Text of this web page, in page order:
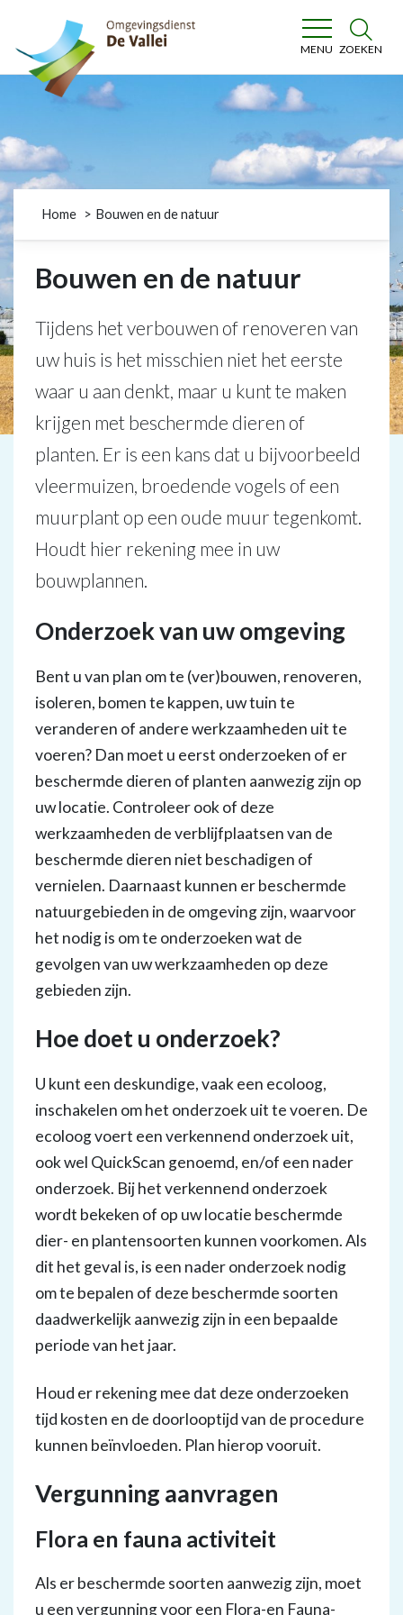
Omgevingsdienst De Vallei
MENU ZOEKEN
Home Bouwen en de natuur
Bouwen en de natuur
Tijdens het verbouwen of renoveren van
uw huis is het misschien niet het eerste
waar u aan denkt, maar u kunt te maken
krijgen met beschermde dieren of
planten. Er is een kans dat u bijvoorbeeld
vleermuizen, broedende vogels of een
muurplant op een oude muur tegenkomt.
Houdt hier rekening mee in uw
bouwplannen.
Onderzoek van uw omgeving
Bent u van plan om te (ver)bouwen, renoveren,
isoleren, bomen te kappen, uw tuin te
veranderen of andere werkzaamheden uit te
voeren? Dan moet u eerst onderzoeken of er
beschermde dieren of planten aanwezig zijn op
uw locatie. Controleer ook of deze
werkzaamheden de verblijfplaatsen van de
beschermde dieren niet beschadigen of
vernielen. Daarnaast kunnen er beschermde
natuurgebieden in de omgeving zijn, waarvoor
het nodig is om te onderzoeken wat de
gevolgen van uw werkzaamheden op deze
gebieden zijn.
Hoe doet u onderzoek?
U kunt een deskundige, vaak een ecoloog,
inschakelen om het onderzoek uit te voeren. De
ecoloog voert een verkennend onderzoek uit,
ook wel QuickScan genoemd, en/of een nader
onderzoek. Bij het verkennend onderzoek
wordt bekeken of op uw locatie beschermde
dier- en plantensoorten kunnen voorkomen. Als
dit het geval is, is een nader onderzoek nodig
om te bepalen of deze beschermde soorten
daadwerkelijk aanwezig zijn in een bepaalde
periode van het jaar.
Houd er rekening mee dat deze onderzoeken
tijd kosten en de doorlooptijd van de procedure
kunnen beïnvloeden. Plan hierop vooruit.
Vergunning aanvragen
Flora en fauna activiteit
Als er beschermde soorten aanwezig zijn, moet
u een vergunning voor een Flora-en Fauna-